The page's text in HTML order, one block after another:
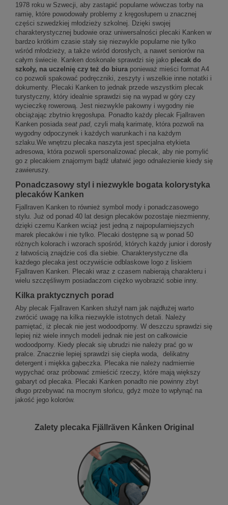
1978 roku w Szwecji, aby zastąpić popularne wówczas torby na
ramię, które powodowały problemy z kręgosłupem u znacznej
części szwedzkiej młodzieży szkolnej. Dzięki swojej
charakterystycznej budowie oraz uniwersalności plecaki Kanken w
bardzo krótkim czasie stały się niezwykle popularne nie tylko
wśród młodzieży, a także wśród dorosłych, a nawet seniorów na
całym świecie. Kanken doskonale sprawdzi się jako plecak do
szkoły, na uczelnię czy też do biura ponieważ mieści format A4
co pozwoli spakować podręczniki, zeszyty i wszelkie inne notatki i
dokumenty. Plecaki Kanken to jednak przede wszystkim plecak
turystyczny, który idealnie sprawdzi się na wypad w góry czy
wycieczkę rowerową. Jest niezwykle pakowny i wygodny nie
obciążając zbytnio kręgosłupa. Ponadto każdy plecak Fjallraven
Kanken posiada seat pad, czyli małą karimatę, która pozwoli na
wygodny odpoczynek i każdych warunkach i na każdym
szlaku.We wnętrzu plecaka naszyta jest specjalna etykieta
adresowa, która pozwoli spersonalizować plecak, aby nie pomylić
go z plecakiem znajomym bądź ułatwić jego odnalezienie kiedy się
zawieruszy.
Ponadczasowy styl i niezwykle bogata kolorystyka
plecaków Kanken
Fjallraven Kanken to również symbol mody i ponadczasowego
stylu. Już od ponad 40 lat design plecaków pozostaje niezmienny,
dzięki czemu Kanken wciąż jest jedną z najpopularniejszych
marek plecaków i nie tylko. Plecaki dostępne są w ponad 50
różnych kolorach i wzorach spośród, których każdy junior i dorosły
z łatwością znajdzie coś dla siebie. Charakterystyczne dla
każdego plecaka jest oczywiście odblaskowe logo z liskiem
Fjallraven Kanken. Plecaki wraz z czasem nabierają charakteru i
wielu szczęśliwym posiadaczom ciężko wyobrazić sobie inny.
Kilka praktycznych porad
Aby plecak Fjallraven Kanken służył nam jak najdłużej warto
zwrócić uwagę na kilka niezwykle istotnych detali. Należy
pamiętać, iż plecak nie jest wodoodporny. W deszczu sprawdzi się
lepiej niż wiele innych modeli jednak nie jest on całkowicie
wodoodporny. Kiedy plecak się ubrudzi nie należy prać go w
pralce. Znacznie lepiej sprawdzi się ciepła woda, delikatny
detergent i miękka gąbeczka. Plecaka nie należy nadmiernie
wypychać oraz próbować zmieścić rzeczy, które mają większy
gabaryt od plecaka. Plecaki Kanken ponadto nie powinny zbyt
długo przebywać na mocnym słońcu, gdyż może to wpłynąć na
jakość jego kolorów.
Zalety plecaka Fjällräven Kånken Original